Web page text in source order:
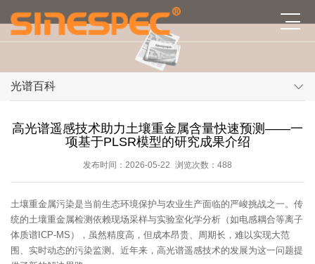
光谱百科
高光谱遥感技术助力土壤重金属含量快速预测——一
项基于PLSR模型的研究成果介绍
发布时间：2026-05-22 浏览次数：488
土壤重金属污染是当前生态环境保护与农业生产面临的严峻挑战之一。传
统的土壤重金属检测依赖现场采样与实验室化学分析（如电感耦合等离子
体质谱ICP-MS），虽然精度高，但成本昂贵、周期长，难以实现大范
围、实时动态的污染监测。近年来，高光谱遥感技术的发展为这一问题提